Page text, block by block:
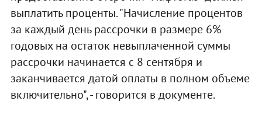
выплатить проценты. "Начисление процентов
за каждый день рассрочки в размере 6%
годовых на остаток невыплаченной суммы
рассрочки начинается с 8 сентября и
заканчивается датой оплаты в полном объеме
включительно", - говорится в документе.